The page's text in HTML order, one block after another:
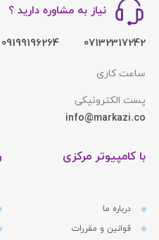
نیاز به مشاوره دارید ؟
07132317242
09199196264
ساعت کاری
پست الکترونیکی
info@markazi.co
با کامپیوتر مرکزی
درباره ما
قوانین و مقررات